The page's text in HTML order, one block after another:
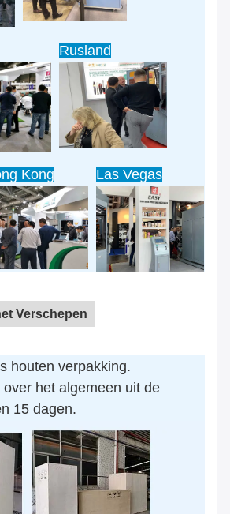
Rusland
Kong Las Vegas
Verschepen
houten verpakking.
het algemeen uit de
15 dagen.